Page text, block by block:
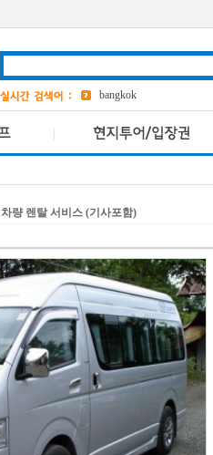
AVANI
앳 마인드
AETAS
bangkok
차량 렌탈 서비스 (기사포함)